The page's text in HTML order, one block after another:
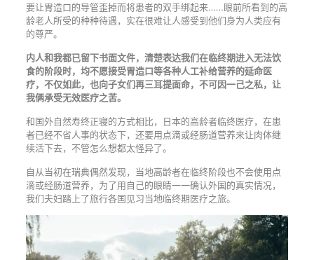
要让胃造口的导管歪掉而将患者的双手绑起来……眼前所看到的高
龄老人所受的种种待遇，实在很难让人感受到他们身为人类应有
的尊严。
内人和我都已留下书面文件，清楚表达我们在临终期进入无法饮
食的阶段时，均不愿接受胃造口等各种人工补给营养的延命医
疗，不仅如此，也向子女们再三耳提面命，不可因一己之私，让
我俩承受无效医疗之苦。
和国外自然寿终正寝的方式相比，日本的高龄者临终医疗，在患
者已经不省人事的状态下，还要用点滴或经肠道营养来让肉体继
续活下去，不管怎么想都太怪异了。
自从当初在瑞典偶然发现，当地高龄者在临终阶段也不会使用点
滴或经肠道营养，为了用自己的眼睛一一确认外国的真实情况，
我们夫妇踏上了旅行各国见习当地临终期医疗之旅。